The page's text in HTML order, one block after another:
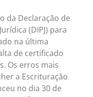
da Declaração de
(DIPJ) para
na última
de certificado
Os erros mais
a Escrituração
no dia 30 de